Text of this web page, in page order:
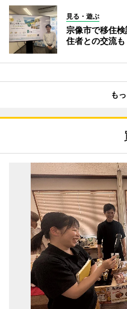
見る・遊ぶ
宗像市で移住
住者との交流も
も